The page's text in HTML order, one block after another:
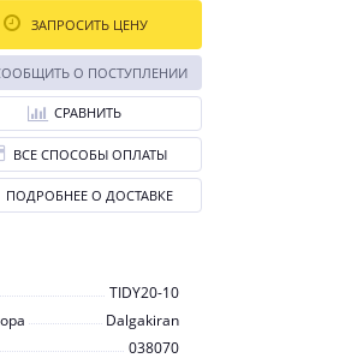
TIDY20-10
Dalgakiran
038070
ЗАПРОСИТЬ ЦЕНУ
О ПОСТУПЛЕНИИ
СРАВНИТЬ
ВСЕ СПОСОБЫ ОПЛАТЫ
ПОДРОБНЕЕ О ДОСТАВКЕ